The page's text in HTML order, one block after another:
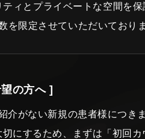
ィとプライベートな空間を保
を限定させていただいており
の方へ ]
介がない新規の患者様につき
にするため、まずは「初回